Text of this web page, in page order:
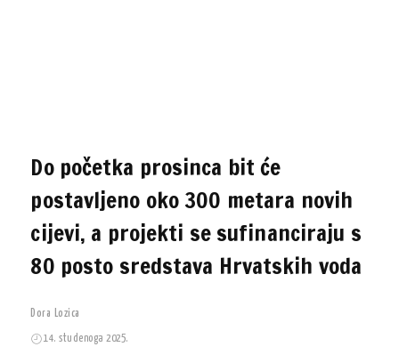
Do početka prosinca bit će
postavljeno oko 300 metara novih
cijevi, a projekti se sufinanciraju s
80 posto sredstava Hrvatskih voda
Dora Lozica
14. studenoga 2025.